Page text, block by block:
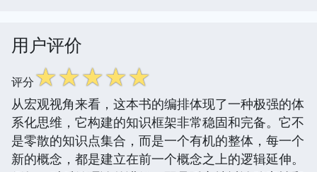
用户评价
评分☆☆☆☆☆
从宏观视角来看，这本书的编排体现了一种极强的体
系化思维，它构建的知识框架非常稳固和完备。它不
是零散的知识点集合，而是一个有机的整体，每一个
新的概念，都是建立在前一个概念之上的逻辑延伸。